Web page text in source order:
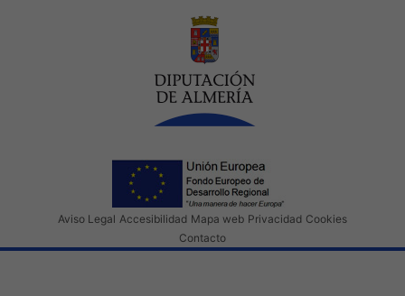
Aviso Legal Accesibilidad Mapa web Privacidad Cookies
Contacto